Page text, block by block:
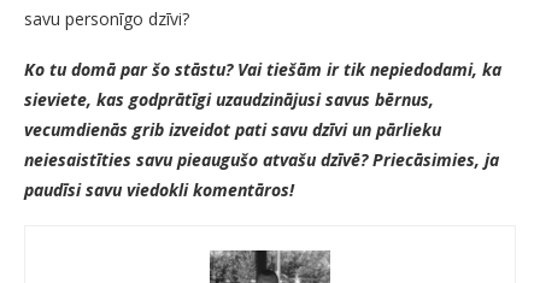
savu personīgo dzīvi?
Ko tu domā par šo stāstu? Vai tiešām ir tik nepiedodami, ka
sieviete, kas godprātīgi uzaudzinājusi savus bērnus,
vecumdienās grib izveidot pati savu dzīvi un pārlieku
neiesaistīties savu pieaugušo atvašu dzīvē? Priecāsimies, ja
paudīsi savu viedokli komentāros!